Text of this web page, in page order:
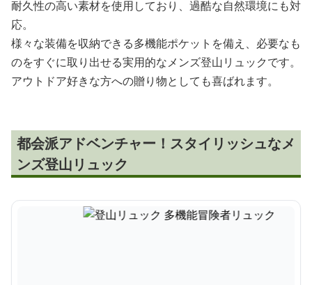
耐久性の高い素材を使用しており、過酷な自然環境にも対
応。
様々な装備を収納できる多機能ポケットを備え、必要なも
のをすぐに取り出せる実用的なメンズ登山リュックです。
アウトドア好きな方への贈り物としても喜ばれます。
都会派アドベンチャー！スタイリッシュなメ
ンズ登山リュック